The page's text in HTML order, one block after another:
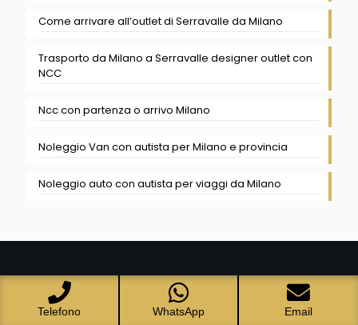
Come arrivare all’outlet di Serravalle da Milano
Trasporto da Milano a Serravalle designer outlet con
NCC
Ncc con partenza o arrivo Milano
Noleggio Van con autista per Milano e provincia
Noleggio auto con autista per viaggi da Milano
Telefono WhatsApp Email